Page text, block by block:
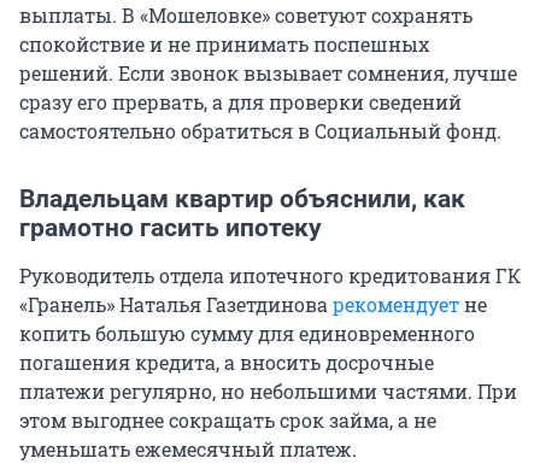
выплаты. В «Мошеловке» советуют сохранять
спокойствие и не принимать поспешных
решений. Если звонок вызывает сомнения, лучше
сразу его прервать, а для проверки сведений
самостоятельно обратиться в Социальный фонд.
Владельцам квартир объяснили, как
грамотно гасить ипотеку
Руководитель отдела ипотечного кредитования ГК
«Гранель» Наталья Газетдиноварекомендуетне
копить большую сумму для единовременного
погашения кредита, а вносить досрочные
платежи регулярно, но небольшими частями. При
этом выгоднее сокращать срок займа, а не
уменьшать ежемесячный платеж.